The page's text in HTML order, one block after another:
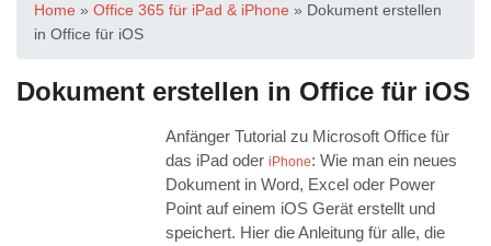
Home » Office 365 für iPad & iPhone » Dokument erstellen
in Office für iOS
Dokument erstellen in Office für iOS
Anfänger Tutorial zu Microsoft Office für
das iPad oder iPhone: Wie man ein neues
Dokument in Word, Excel oder Power
Point auf einem iOS Gerät erstellt und
speichert. Hier die Anleitung für alle, die